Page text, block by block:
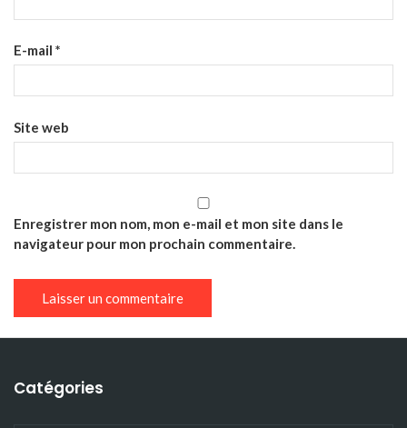
E-mail *
Site web
Enregistrer mon nom, mon e-mail et mon site dans le
navigateur pour mon prochain commentaire.
Catégories